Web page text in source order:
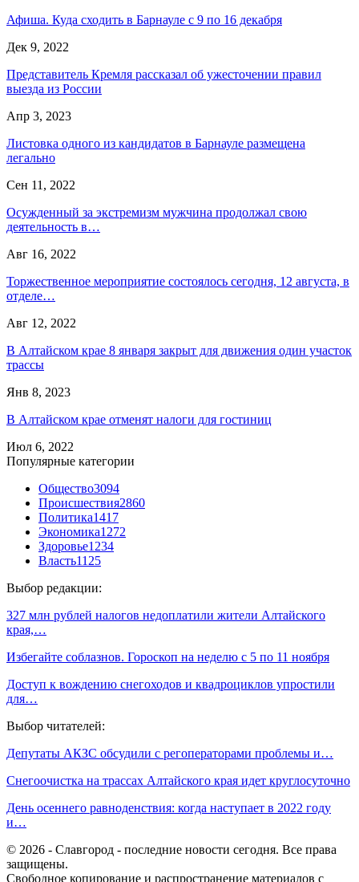
Афиша. Куда сходить в Барнауле с 9 по 16 декабря
Дек 9, 2022
Представитель Кремля рассказал об ужесточении правил
выезда из России
Апр 3, 2023
Листовка одного из кандидатов в Барнауле размещена
легально
Сен 11, 2022
Осужденный за экстремизм мужчина продолжал свою
деятельность в…
Авг 16, 2022
Торжественное мероприятие состоялось сегодня, 12 августа, в
отделе…
Авг 12, 2022
В Алтайском крае 8 января закрыт для движения один участок
трассы
Янв 8, 2023
В Алтайском крае отменят налоги для гостиниц
Июл 6, 2022
Популярные категории
Общество3094
Происшествия2860
Политика1417
Экономика1272
Здоровье1234
Власть1125
Выбор редакции:
327 млн рублей налогов недоплатили жители Алтайского
края,…
Избегайте соблазнов. Гороскоп на неделю с 5 по 11 ноября
Доступ к вождению снегоходов и квадроциклов упростили
для…
Выбор читателей:
Депутаты АКЗС обсудили с регоператорами проблемы и…
Снегоочистка на трассах Алтайского края идет круглосуточно
День осеннего равноденствия: когда наступает в 2022 году
и…
© 2026 - Славгород - последние новости сегодня. Все права
защищены.
Свободное копирование и распространение материалов с